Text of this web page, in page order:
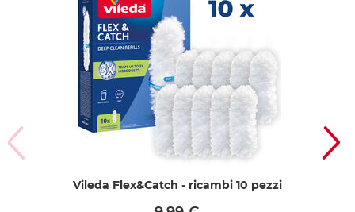
Vileda Flex&Catch - ricambi 10 pezzi